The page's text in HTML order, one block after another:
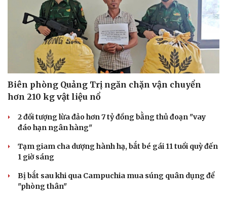
Biên phòng Quảng Trị ngăn chặn vận chuyển
hơn 210 kg vật liệu nổ
2 đối tượng lừa đảo hơn 7 tỷ đồng bằng thủ đoạn "vay
đáo hạn ngân hàng"
Tạm giam cha dượng hành hạ, bắt bé gái 11 tuổi quỳ đến
1 giờ sáng
Bị bắt sau khi qua Campuchia mua súng quân dụng để
"phòng thân"